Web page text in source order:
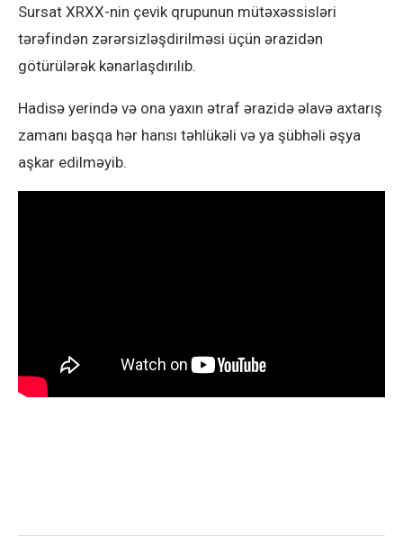
Sursat XRXX-nin çevik qrupunun mütəxəssisləri
tərəfindən zərərsizləşdirilməsi üçün ərazidən
götürülərək kənarlaşdırılıb.
Hadisə yerində və ona yaxın ətraf ərazidə əlavə axtarış
zamanı başqa hər hansı təhlükəli və ya şübhəli əşya
aşkar edilməyib.